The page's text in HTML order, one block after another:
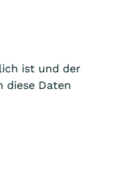
ist und der
diese Daten